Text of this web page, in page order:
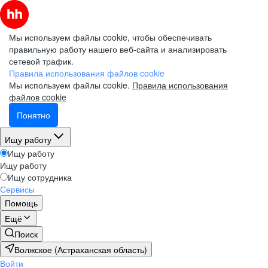
Мы используем файлы cookie, чтобы обеспечивать
правильную работу нашего веб-сайта и анализировать
сетевой трафик.
Правила использования файлов cookie
Мы используем файлы cookie. Правила использования
файлов cookie
Понятно
Ищу работу
Ищу работу
Ищу работу
Ищу сотрудника
Сервисы
Помощь
Ещё
Поиск
Волжское (Астраханская область)
Войти